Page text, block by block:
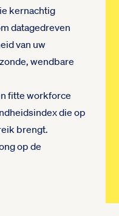
kernachtig
datagedreven
van uw
wendbare
fitte workforce
die op
brengt.
op de